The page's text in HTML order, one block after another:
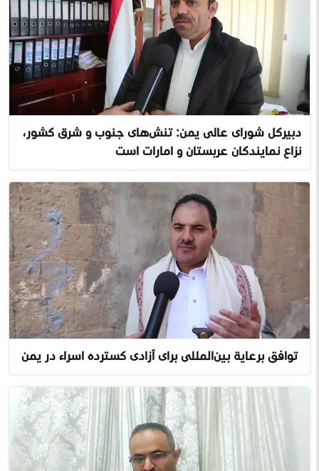
دبیرکل شورای عالی یمن: تنش‌های جنوب و شرق کشور،
نزاع نمایندگان عربستان و امارات است
توافق برعاية بین‌المللی برای آزادی گسترده اسراء در یمن